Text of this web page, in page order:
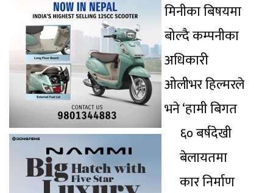
मिनीका बिषयमा
बोल्दै कम्पनीका
अधिकारी
ओलीभर हिल्मरले
भने ‘हामी बिगत
६० बर्षदेखी
बेलायतमा
कार निर्माण